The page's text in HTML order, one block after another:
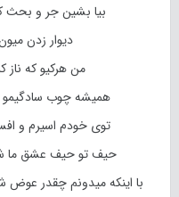
بیا بشین جر و بحث
دیوار زدن
من هرکیو که
همیشه چوب سادگیمو
توی خودم اسیرم و
حیف تو حیف عشق ما
با اینکه میدونم چقدر